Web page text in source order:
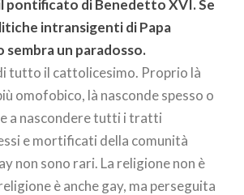
pontificato di Benedetto XVI. Se
intransigenti di Papa
un paradosso.
tutto il cattolicesimo. Proprio là
omofobico, là nasconde spesso o
a nascondere tutti i tratti
e mortificati della comunità
non sono rari. La religione non è
è anche gay, ma perseguita